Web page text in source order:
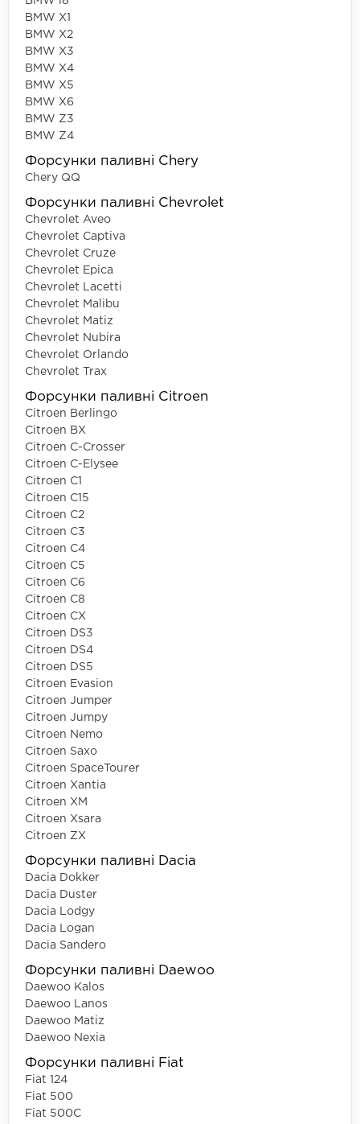
BMW X1
BMW X2
BMW X3
BMW X4
BMW X5
BMW X6
BMW Z3
BMW Z4
Форсунки паливні Chery
Chery QQ
Форсунки паливні Chevrolet
Chevrolet Aveo
Chevrolet Captiva
Chevrolet Cruze
Chevrolet Epica
Chevrolet Lacetti
Chevrolet Malibu
Chevrolet Matiz
Chevrolet Nubira
Chevrolet Orlando
Chevrolet Trax
Форсунки паливні Citroen
Citroen Berlingo
Citroen BX
Citroen C-Crosser
Citroen C-Elysee
Citroen C1
Citroen C15
Citroen C2
Citroen C3
Citroen C4
Citroen C5
Citroen C6
Citroen C8
Citroen CX
Citroen DS3
Citroen DS4
Citroen DS5
Citroen Evasion
Citroen Jumper
Citroen Jumpy
Citroen Nemo
Citroen Saxo
Citroen SpaceTourer
Citroen Xantia
Citroen XM
Citroen Xsara
Citroen ZX
Форсунки паливні Dacia
Dacia Dokker
Dacia Duster
Dacia Lodgy
Dacia Logan
Dacia Sandero
Форсунки паливні Daewoo
Daewoo Kalos
Daewoo Lanos
Daewoo Matiz
Daewoo Nexia
Форсунки паливні Fiat
Fiat 124
Fiat 500
Fiat 500C